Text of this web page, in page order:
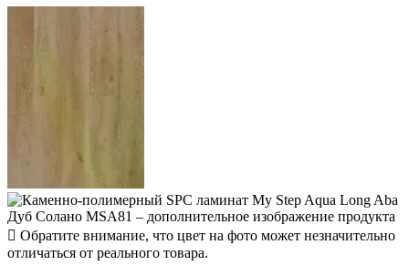
Обратите внимание, что цвет на фото может незначительно
отличаться от реального товара.